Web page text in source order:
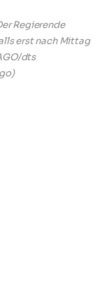
Regierende
erst nach Mittag
dts